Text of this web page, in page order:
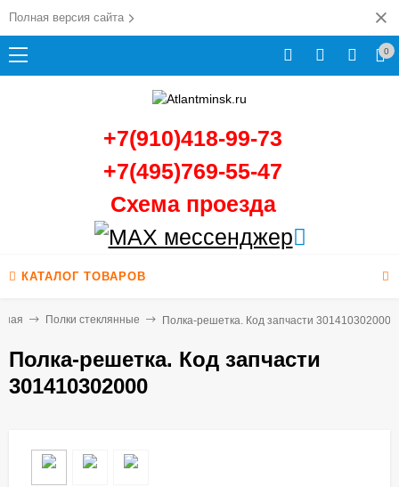
Полная версия сайта
0
+7(910)418-99-73
+7(495)769-55-47
Схема проезда
КАТАЛОГ ТОВАРОВ
Полки стеклянные Полка-решетка. Код запчасти 301410302000
Полка-решетка. Код запчасти
301410302000